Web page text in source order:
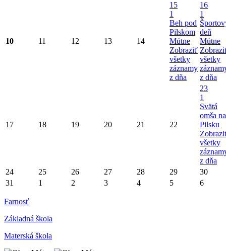
10 11 12 13 14
15
1
Beh pod
Pilskom
Mútne
Zobraziť
všetky
záznamy
z dňa
16
1
deň
Mútne
všetky
z dňa
17 18 19 20 21 22
23
1
Svätá
omša na
Pilsku
všetky
z dňa
24
25 26 27 28 29
30
31
1 2 3 4 5 6
Farnosť
Základná škola
Materská škola